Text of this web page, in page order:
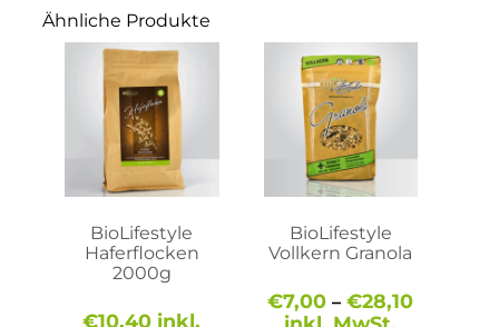
Ähnliche Produkte
BioLifestyle
Haferflocken
2000g
€10,40 inkl.
BioLifestyle
Vollkern Granola
€7,00 –€28,10
Dieses
Produkt
weist
mehrere
Varianten
Optionen
der
gewählt
werden